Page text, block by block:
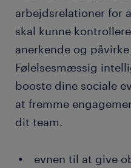
arbejdsrelationer for
skal kunne
anerkende og
Følelsesmæssig
booste dine sociale
at fremme
dit team.
evnen til at give